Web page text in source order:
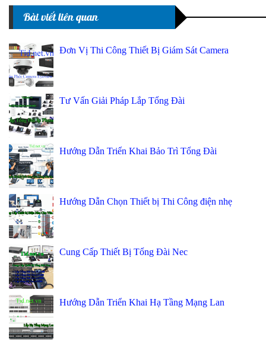
Bài viết liên quan
Đơn Vị Thi Công Thiết Bị Giám Sát Camera
Tư Vấn Giải Pháp Lắp Tổng Đài
Hướng Dẫn Triển Khai Bảo Trì Tổng Đài
Hướng Dẫn Chọn Thiết bị Thi Công điện nhẹ
Cung Cấp Thiết Bị Tổng Đài Nec
Hướng Dẫn Triển Khai Hạ Tầng Mạng Lan